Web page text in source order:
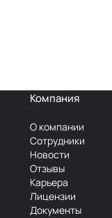
Компания
О компании
Сотрудники
Новости
Отзывы
Карьера
Лицензии
Документы